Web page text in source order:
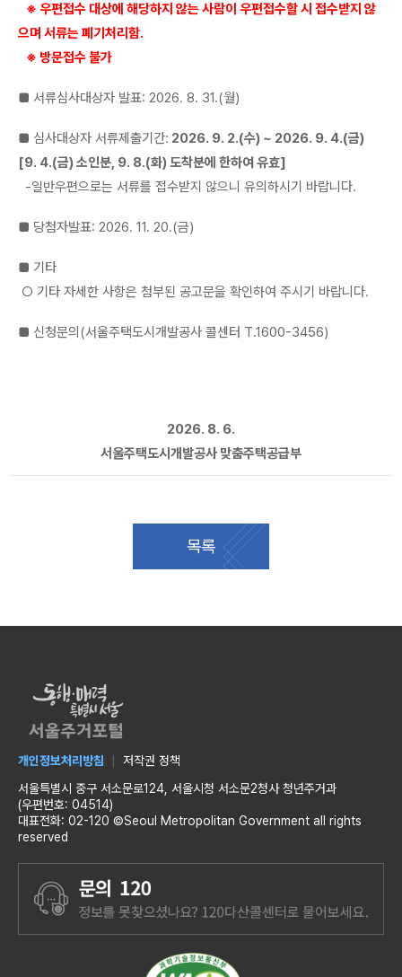
※ 우편접수 대상에 해당하지 않는 사람이 우편접수할 시 접수받지 않
으며 서류는 폐기처리함.
※ 방문접수 불가
■ 서류심사대상자 발표: 2026. 8. 31.(월)
■ 심사대상자 서류제출기간: 2026. 9. 2.(수) ~ 2026. 9. 4.(금)
[9. 4.(금) 소인분, 9. 8.(화) 도착분에 한하여 유효]
-일반우편으로는 서류를 접수받지 않으니 유의하시기 바랍니다.
■ 당첨자발표: 2026. 11. 20.(금)
■ 기타
○ 기타 자세한 사항은 첨부된 공고문을 확인하여 주시기 바랍니다.
■ 신청문의(서울주택도시개발공사 콜센터 T.1600-3456)
2026. 8. 6.
서울주택도시개발공사 맞춤주택공급부
목록
개인정보처리방침
저작권 정책
서울특별시 중구 서소문로124, 서울시청 서소문2청사 청년주거과
(우편번호: 04514)
대표전화: 02-120 ©Seoul Metropolitan Government all rights
reserved